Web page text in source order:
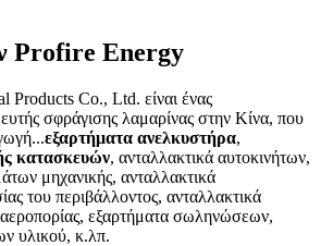
Profire Energy
Co., Ltd. είναι ένας
σφράγισης λαμαρίνας στην Κίνα, που
εξαρτήματα ανελκυστήρα,
κατασκευών, ανταλλακτικά αυτοκινήτων,
μηχανικής, ανταλλακτικά
του περιβάλλοντος, ανταλλακτικά
εξαρτήματα σωληνώσεων,
υλικού, κ.λπ.